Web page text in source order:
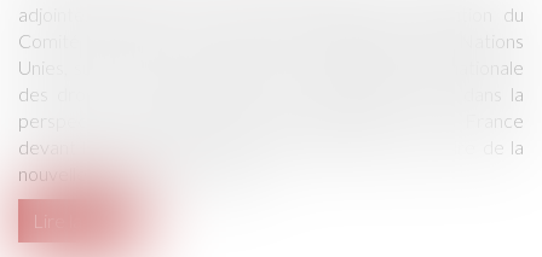
adjointe, publient leur deuxième rapport à l’attention du
Comité des droits de l’enfant de l’Organisation des Nations
Unies, sur la mise en œuvre de la Convention internationale
des droits de l’enfant (CIDE). Ce rapport s’inscrit dans la
perspective du sixième examen périodique de la France
devant le Comité des droits de l’enfant, dans le cadre de la
nouvelle procédure simplifiée...
Lire la suite